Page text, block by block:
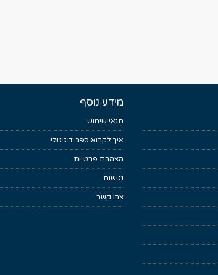
מידע נוסף
תנאי שימוש
איך לקרוא ספר דיגיטלי
הצהרת פרטיות
נגישות
צרו קשר